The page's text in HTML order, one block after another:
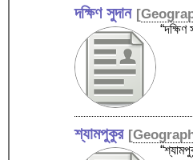
দক্ষিণ সুদান [
শ্যামপুকুর [